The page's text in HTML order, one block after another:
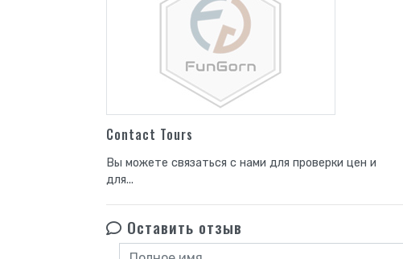
Contact Tours
Вы можете связаться с нами для проверки цен и
для...
Оставить отзыв